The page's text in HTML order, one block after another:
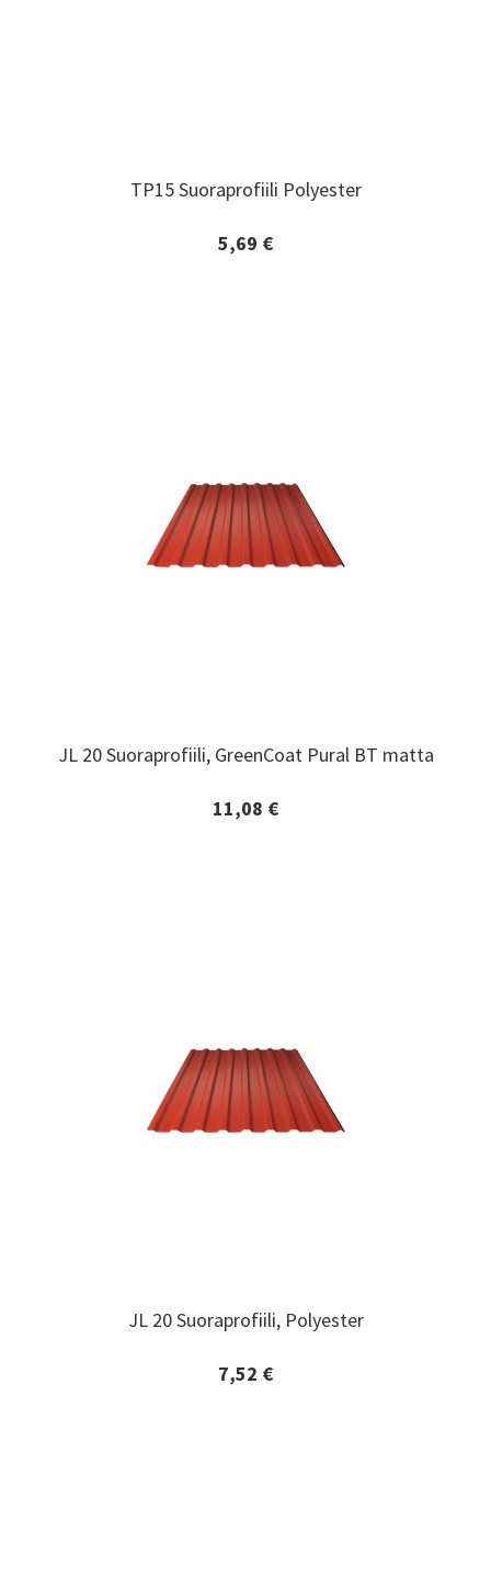
TP15 Suoraprofiili Polyester
5,69 €
TP15 Suoraprofiili Polyester
Lisätiedot ja tilaaminen
JL 20 Suoraprofiili, GreenCoat Pural BT matta
11,08 €
JL 20 Suoraprofiili, GreenCoat Pural BT matta
Lisätiedot ja tilaaminen
JL 20 Suoraprofiili, Polyester
7,52 €
JL 20 Suoraprofiili, Polyester
Lisätiedot ja tilaaminen